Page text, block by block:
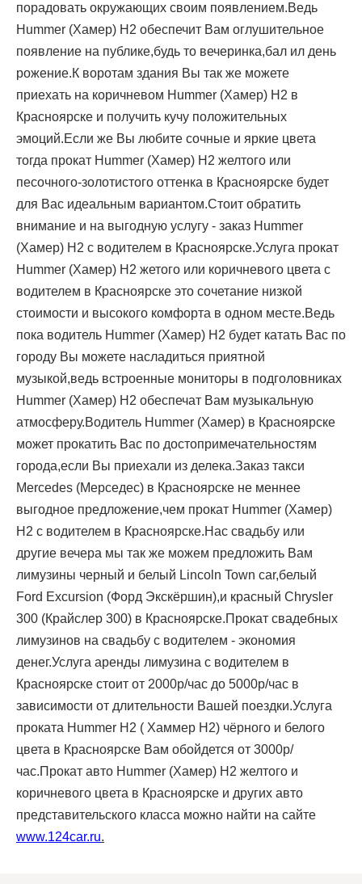
порадовать окружающих своим появлением.Ведь
Hummer (Хамер) H2 обеспечит Вам оглушительное
появление на публике,будь то вечеринка,бал ил день
рожение.К воротам здания Вы так же можете
приехать на коричневом Hummer (Хамер) H2 в
Красноярске и получить кучу положительных
эмоций.Если же Вы любите сочные и яркие цвета
тогда прокат Hummer (Хамер) H2 желтого или
песочного-золотистого оттенка в Красноярске будет
для Вас идеальным вариантом.Стоит обратить
внимание и на выгодную услугу - заказ Hummer
(Хамер) H2 с водителем в Красноярске.Услуга прокат
Hummer (Хамер) H2 жетого или коричневого цвета с
водителем в Красноярске это сочетание низкой
стоимости и высокого комфорта в одном месте.Ведь
пока водитель Hummer (Хамер) H2 будет катать Вас по
городу Вы можете насладиться приятной
музыкой,ведь встроенные мониторы в подголовниках
Hummer (Хамер) H2 обеспечат Вам музыкальную
атмосферу.Водитель Hummer (Хамер) в Красноярске
может прокатить Вас по достопримечательностям
города,если Вы приехали из делека.Заказ такси
Mercedes (Мерседес) в Красноярске не меннее
выгодное предложение,чем прокат Hummer (Хамер)
H2 с водителем в Красноярске.Нас свадьбу или
другие вечера мы так же можем предложить Вам
лимузины черный и белый Lincoln Town car,белый
Ford Excursion (Форд Экскёршин),и красный Chrysler
300 (Крайслер 300) в Красноярске.Прокат свадебных
лимузинов на свадьбу с водителем - экономия
денег.Услуга аренды лимузина с водителем в
Красноярске стоит от 2000р/час до 5000р/час в
зависимости от длительности Вашей поездки.Услуга
проката Hummer H2 ( Хаммер Н2) чёрного и белого
цвета в Красноярске Вам обойдется от 3000р/
час.Прокат авто Hummer (Хамер) H2 желтого и
коричневого цвета в Красноярске и других авто
представительского класса можно найти на сайте
www.124car.ru.